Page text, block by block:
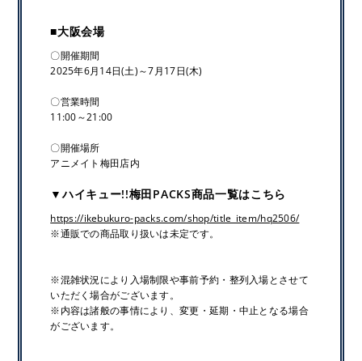
■大阪会場
〇開催期間
2025年6月14日(土)～7月17日(木)
〇営業時間
11:00～21:00
〇開催場所
アニメイト梅田店内
▼ハイキュー!!梅田PACKS商品一覧はこちら
https://ikebukuro-packs.com/shop/title_item/hq2506/
※通販での商品取り扱いは未定です。
※混雑状況により入場制限や事前予約・整列入場とさせて
いただく場合がございます。
※内容は諸般の事情により、変更・延期・中止となる場合
がございます。